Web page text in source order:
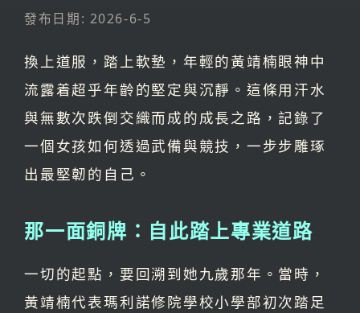
發布日期: 2026-6-5
換上道服，踏上軟墊，年輕的黃靖楠眼神中
流露着超乎年齡的堅定與沉靜。這條用汗水
與無數次跌倒交織而成的成長之路，記錄了
一個女孩如何透過武備與競技，一步步雕琢
出最堅韌的自己。
那一面銅牌：自此踏上專業道路
一切的起點，要回溯到她九歲那年。當時，
黃靖楠代表瑪利諾修院學校小學部初次踏足